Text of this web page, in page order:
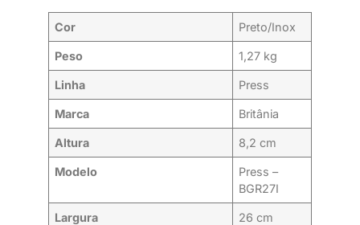
Cor Preto/Inox
Peso 1,27 kg
Linha Press
Marca Britânia
Altura 8,2 cm
Modelo
Press –
BGR27I
Largura 26 cm